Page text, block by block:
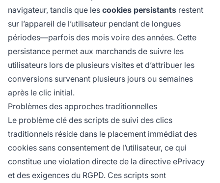
navigateur, tandis que les cookies persistants restent
sur l’appareil de l’utilisateur pendant de longues
périodes—parfois des mois voire des années. Cette
persistance permet aux marchands de suivre les
utilisateurs lors de plusieurs visites et d’attribuer les
conversions survenant plusieurs jours ou semaines
après le clic initial.
Problèmes des approches traditionnelles
Le problème clé des scripts de suivi des clics
traditionnels réside dans le placement immédiat des
cookies sans consentement de l’utilisateur, ce qui
constitue une violation directe de la directive ePrivacy
et des exigences du RGPD. Ces scripts sont